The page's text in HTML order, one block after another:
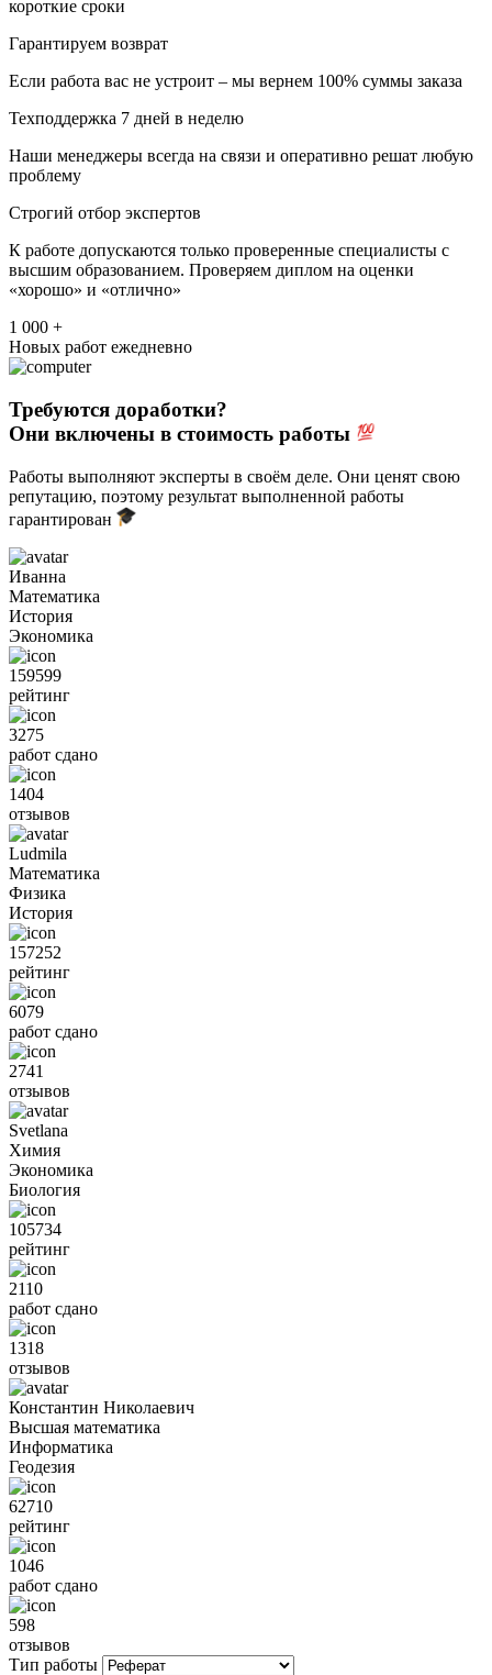
короткие сроки
Гарантируем возврат
Если работа вас не устроит – мы вернем 100% суммы заказа
Техподдержка 7 дней в неделю
Наши менеджеры всегда на связи и оперативно решат любую
проблему
Строгий отбор экспертов
К работе допускаются только проверенные специалисты с
высшим образованием. Проверяем диплом на оценки
«хорошо» и «отлично»
1 000 +
Новых работ ежедневно
Требуются доработки?
Они включены в стоимость работы
Работы выполняют эксперты в своём деле. Они ценят свою
репутацию, поэтому результат выполненной работы
гарантирован
Иванна
Математика
История
Экономика
159599
рейтинг
3275
работ сдано
1404
отзывов
Ludmila
Математика
Физика
История
157252
рейтинг
6079
работ сдано
2741
отзывов
Svetlana
Химия
Экономика
Биология
105734
рейтинг
2110
работ сдано
1318
отзывов
Константин Николаевич
Высшая математика
Информатика
Геодезия
62710
рейтинг
1046
работ сдано
598
отзывов
Тип работы